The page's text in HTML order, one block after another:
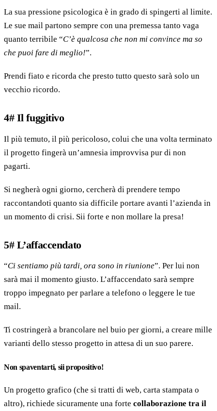
La sua pressione psicologica è in grado di spingerti al limite.
Le sue mail partono sempre con una premessa tanto vaga
quanto terribile “C’è qualcosa che non mi convince ma so
che puoi fare di meglio!”.
Prendi fiato e ricorda che presto tutto questo sarà solo un
vecchio ricordo.
4# Il fuggitivo
Il più temuto, il più pericoloso, colui che una volta terminato
il progetto fingerà un’amnesia improvvisa pur di non
pagarti.
Si negherà ogni giorno, cercherà di prendere tempo
raccontandoti quanto sia difficile portare avanti l’azienda in
un momento di crisi. Sii forte e non mollare la presa!
5# L’affaccendato
“Ci sentiamo più tardi, ora sono in riunione”. Per lui non
sarà mai il momento giusto. L’affaccendato sarà sempre
troppo impegnato per parlare a telefono o leggere le tue
mail.
Ti costringerà a brancolare nel buio per giorni, a creare mille
varianti dello stesso progetto in attesa di un suo parere.
Non spaventarti, sii propositivo!
Un progetto grafico (che si tratti di web, carta stampata o
altro), richiede sicuramente una forte collaborazione tra il